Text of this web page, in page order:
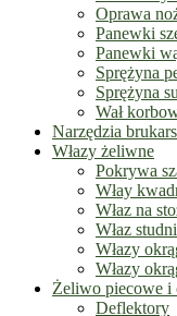
Oprawa
Panewki
Panewki
Sprężyna
Sprężyna
Wał
Narzędzia
Włazy żeliwne
Pokrywa
Włay
Właz na
Właz
Włazy
Włazy
Żeliwo piecowe i
Deflektory